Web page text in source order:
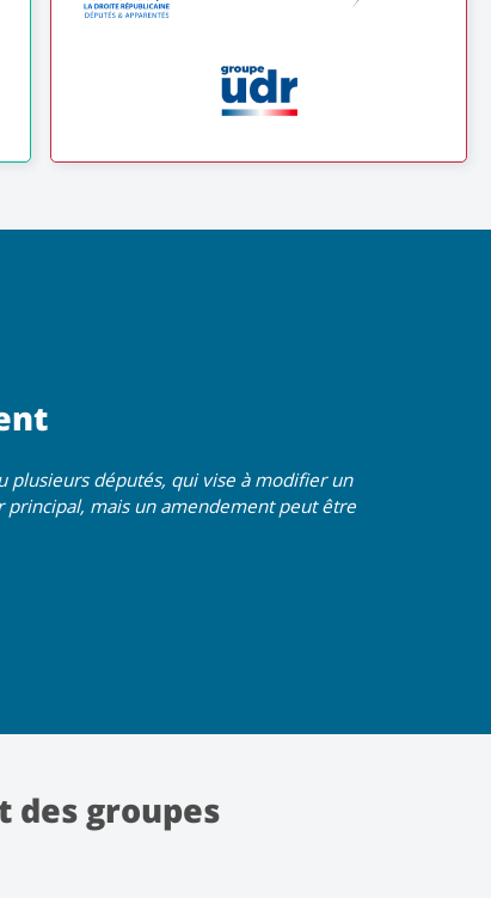
plusieurs députés, qui vise à modifier un
mais un amendement peut être
des groupes